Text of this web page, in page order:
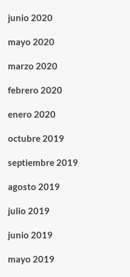
junio 2020
mayo 2020
marzo 2020
febrero 2020
enero 2020
octubre 2019
septiembre 2019
agosto 2019
julio 2019
junio 2019
mayo 2019